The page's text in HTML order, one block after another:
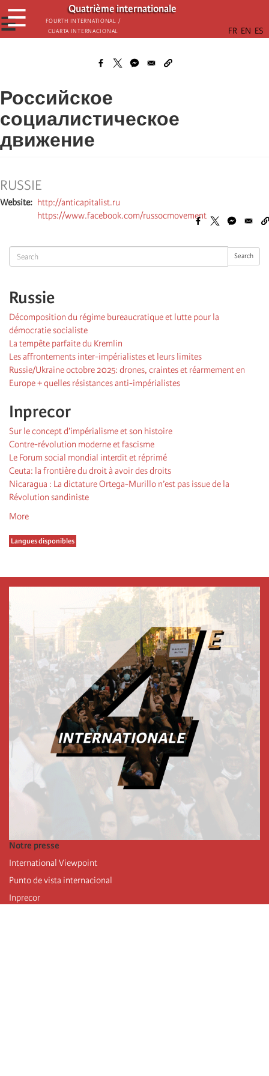
Aller
au
contenu
Quatrième internationale
Fourth International /
Cuarta Internacional
☰
☰
Search Search
Russie
Décomposition du régime bureaucratique et lutte pour la
démocratie socialiste
La tempête parfaite du Kremlin
Les affrontements inter-impérialistes et leurs limites
Russie/Ukraine octobre 2025: drones, craintes et réarmement en
Europe + quelles résistances anti-impérialistes
Inprecor
Sur le concept d’impérialisme et son histoire
Contre-révolution moderne et fascisme
Le Forum social mondial interdit et réprimé
Ceuta: la frontière du droit à avoir des droits
Nicaragua : La dictature Ortega-Murillo n’est pas issue de la
Révolution sandiniste
More
Langues disponibles
Российское
социалистическое
движение
RUSSIE
Website
http://anticapitalist.ru
https://www.facebook.com/russocmovement
Notre presse
International Viewpoint
Punto de vista internacional
Inprecor